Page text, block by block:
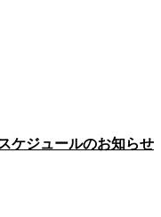
ケジュールのお知らせ